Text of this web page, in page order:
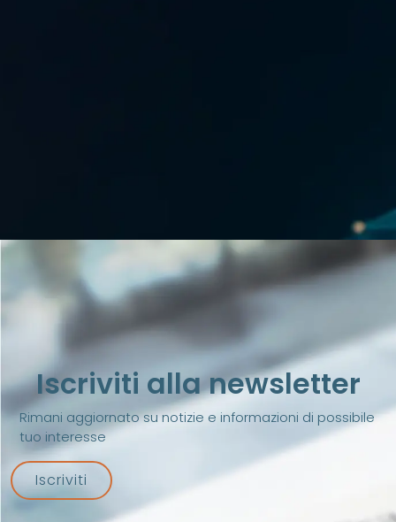
Iscriviti alla newsletter
Rimani aggiornato su notizie e informazioni di possibile
tuo interesse
Iscriviti